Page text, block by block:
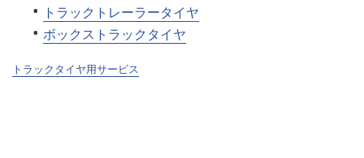
トラックトレーラータイヤ
ボックストラックタイヤ
トラックタイヤ用サービス